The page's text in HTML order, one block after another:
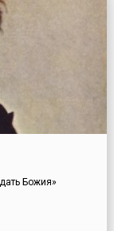
Божия»